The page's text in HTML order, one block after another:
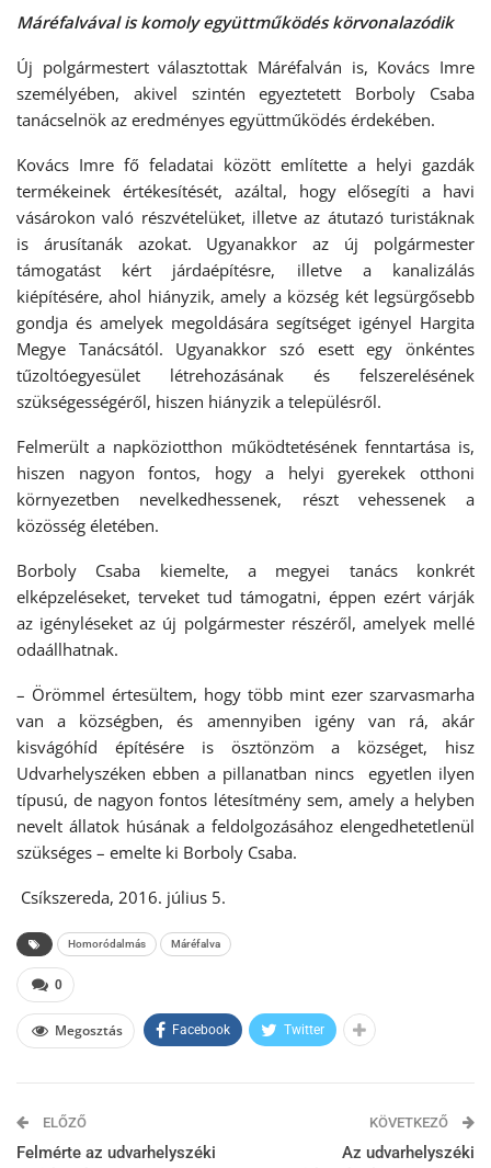
Máréfalvával is komoly együttműködés körvonalazódik
Új polgármestert választottak Máréfalván is, Kovács Imre
személyében, akivel szintén egyeztetett Borboly Csaba
tanácselnök az eredményes együttműködés érdekében.
Kovács Imre fő feladatai között említette a helyi gazdák
termékeinek értékesítését, azáltal, hogy elősegíti a havi
vásárokon való részvételüket, illetve az átutazó turistáknak
is árusítanák azokat. Ugyanakkor az új polgármester
támogatást kért járdaépítésre, illetve a kanalizálás
kiépítésére, ahol hiányzik, amely a község két legsürgősebb
gondja és amelyek megoldására segítséget igényel Hargita
Megye Tanácsától. Ugyanakkor szó esett egy önkéntes
tűzoltóegyesület létrehozásának és felszerelésének
szükségességéről, hiszen hiányzik a településről.
Felmerült a napköziotthon működtetésének fenntartása is,
hiszen nagyon fontos, hogy a helyi gyerekek otthoni
környezetben nevelkedhessenek, részt vehessenek a
közösség életében.
Borboly Csaba kiemelte, a megyei tanács konkrét
elképzeléseket, terveket tud támogatni, éppen ezért várják
az igényléseket az új polgármester részéről, amelyek mellé
odaállhatnak.
– Örömmel értesültem, hogy több mint ezer szarvasmarha
van a községben, és amennyiben igény van rá, akár
kisvágóhíd építésére is ösztönzöm a községet, hisz
Udvarhelyszéken ebben a pillanatban nincs egyetlen ilyen
típusú, de nagyon fontos létesítmény sem, amely a helyben
nevelt állatok húsának a feldolgozásához elengedhetetlenül
szükséges – emelte ki Borboly Csaba.
Csíkszereda, 2016. július 5.
Homoródalmás Máréfalva
0
Megosztás Facebook Twitter
ELŐZŐ
Felmérte az udvarhelyszéki
KÖVETKEZŐ
Az udvarhelyszéki